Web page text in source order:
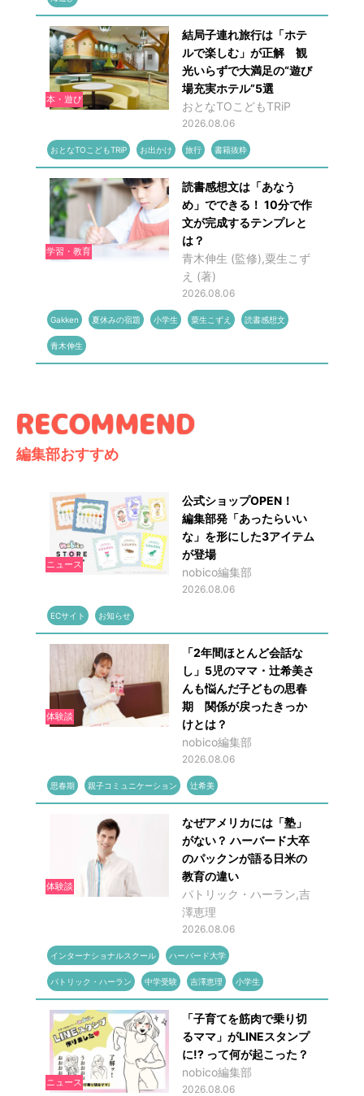
本・遊び
結局子連れ旅行は「ホテ
ルで楽しむ」が正解 観
光いらずで大満足の“遊び
場充実ホテル”5選
おとなTOこどもTRiP
2026.08.06
おとなTOこどもTRiP お出かけ 旅行 書籍抜粋
学習・教育
読書感想文は「あなう
め」でできる！ 10分で作
文が完成するテンプレと
は？
青木伸生 (監修),粟生こず
え (著)
2026.08.06
Gakken 夏休みの宿題 小学生 粟生こずえ 読書感想文
青木伸生
編集部おすすめ
ニュース
公式ショップOPEN！
編集部発「あったらいい
な」を形にした3アイテム
が登場
nobico編集部
2026.08.06
ECサイト お知らせ
体験談
「2年間ほとんど会話な
し」5児のママ・辻希美さ
んも悩んだ子どもの思春
期 関係が戻ったきっか
けとは？
nobico編集部
2026.08.06
思春期 親子コミュニケーション 辻希美
体験談
なぜアメリカには「塾」
がない？ ハーバード大卒
のパックンが語る日米の
教育の違い
パトリック・ハーラン,吉
澤恵理
2026.08.06
インターナショナルスクール ハーバード大学
パトリック・ハーラン 中学受験 吉澤恵理 小学生
ニュース
「子育てを筋肉で乗り切
るママ」がLINEスタンプ
に!? って何が起こった？
nobico編集部
2026.08.06